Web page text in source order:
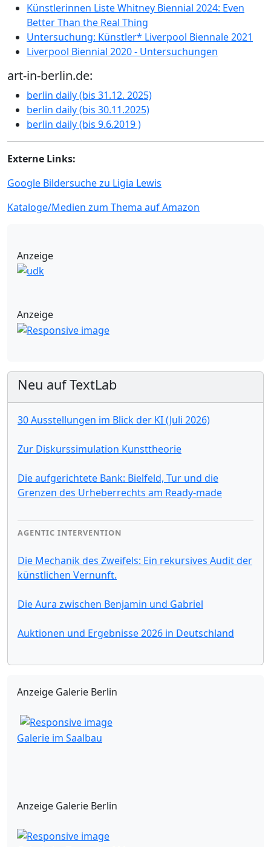
Künstlerinnen Liste Whitney Biennial 2024: Even
Better Than the Real Thing
Untersuchung: Künstler* Liverpool Biennale 2021
Liverpool Biennial 2020 - Untersuchungen
art-in-berlin.de:
berlin daily (bis 31.12. 2025)
berlin daily (bis 30.11.2025)
berlin daily (bis 9.6.2019 )
Externe Links:
Google Bildersuche zu Ligia Lewis
Kataloge/Medien zum Thema auf Amazon
Anzeige
Anzeige
Neu auf TextLab
30 Ausstellungen im Blick der KI (Juli 2026)
Zur Diskurssimulation Kunsttheorie
Die aufgerichtete Bank: Bielfeld, Tur und die
Grenzen des Urheberrechts am Ready-made
AGENTIC INTERVENTION
Die Mechanik des Zweifels: Ein rekursives Audit der
künstlichen Vernunft.
Die Aura zwischen Benjamin und Gabriel
Auktionen und Ergebnisse 2026 in Deutschland
Anzeige Galerie Berlin
Galerie im Saalbau
Anzeige Galerie Berlin